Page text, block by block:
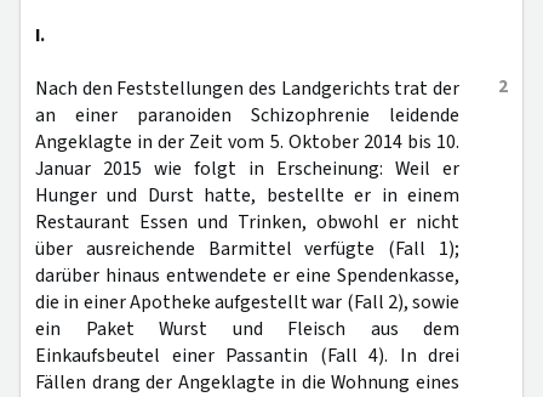
I.
2
Nach den Feststellungen des Landgerichts trat der
an einer paranoiden Schizophrenie leidende
Angeklagte in der Zeit vom 5. Oktober 2014 bis 10.
Januar 2015 wie folgt in Erscheinung: Weil er
Hunger und Durst hatte, bestellte er in einem
Restaurant Essen und Trinken, obwohl er nicht
über ausreichende Barmittel verfügte (Fall 1);
darüber hinaus entwendete er eine Spendenkasse,
die in einer Apotheke aufgestellt war (Fall 2), sowie
ein Paket Wurst und Fleisch aus dem
Einkaufsbeutel einer Passantin (Fall 4). In drei
Fällen drang der Angeklagte in die Wohnung eines